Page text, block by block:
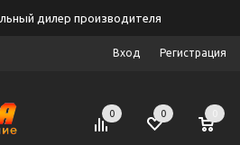
дилер производителя
Вход Регистрация
0 0